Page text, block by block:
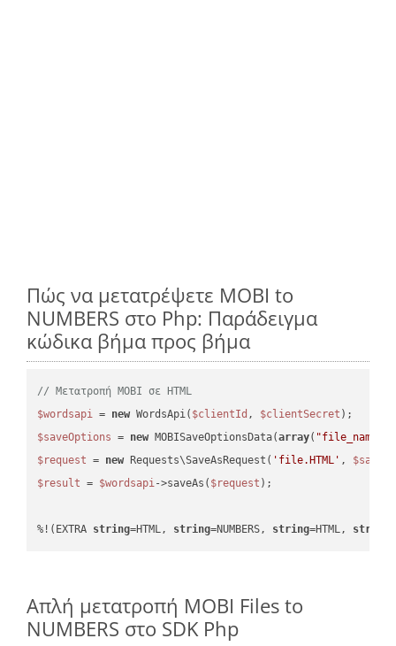
Πώς να μετατρέψετε MOBI to
NUMBERS στο Php: Παράδειγμα
κώδικα βήμα προς βήμα
// Μετατροπή MOBI σε HTML
$wordsapi = new WordsApi( $clientId , $clientSecret
$saveOptions = new MOBISaveOptionsData(array( "file_name"
$request = new Requests\SaveAsRequest( 'file.HTML' ,
$result = $wordsapi->saveAs( $request );
%!(EXTRA string=HTML, string=NUMBERS, string=HTML, string
Απλή μετατροπή MOBI Files to
NUMBERS στο SDK Php